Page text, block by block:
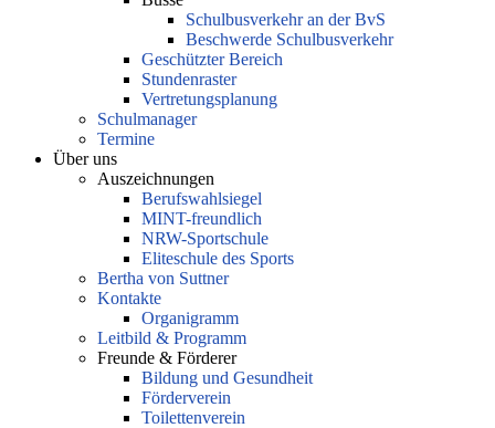
Schulbusverkehr an der BvS
Beschwerde Schulbusverkehr
Geschützter Bereich
Stundenraster
Vertretungsplanung
Schulmanager
Termine
Über uns
Auszeichnungen
Berufswahlsiegel
MINT-freundlich
NRW-Sportschule
Eliteschule des Sports
Bertha von Suttner
Kontakte
Organigramm
Leitbild & Programm
Freunde & Förderer
Bildung und Gesundheit
Förderverein
Toilettenverein